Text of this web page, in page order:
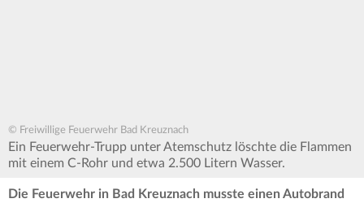
© Freiwillige Feuerwehr Bad Kreuznach
Ein Feuerwehr-Trupp unter Atemschutz löschte die Flammen
mit einem C-Rohr und etwa 2.500 Litern Wasser.
Die Feuerwehr in Bad Kreuznach musste einen Autobrand